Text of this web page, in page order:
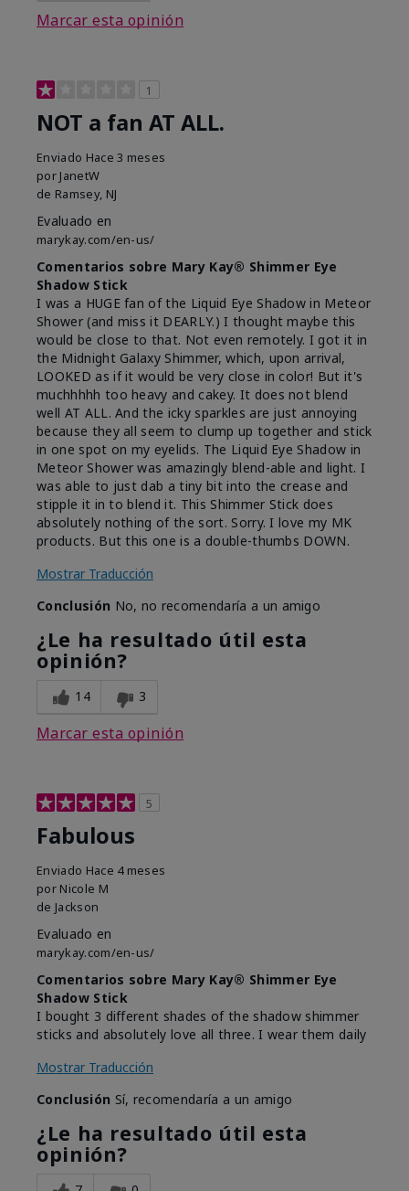
Marcar esta opinión
1
NOT a fan AT ALL.
Enviado Hace 3 meses
por JanetW
de Ramsey, NJ
Evaluado en
marykay.com/en-us/
Comentarios sobre Mary Kay® Shimmer Eye
Shadow Stick
I was a HUGE fan of the Liquid Eye Shadow in Meteor
Shower (and miss it DEARLY.) I thought maybe this
would be close to that. Not even remotely. I got it in
the Midnight Galaxy Shimmer, which, upon arrival,
LOOKED as if it would be very close in color! But it's
muchhhhh too heavy and cakey. It does not blend
well AT ALL. And the icky sparkles are just annoying
because they all seem to clump up together and stick
in one spot on my eyelids. The Liquid Eye Shadow in
Meteor Shower was amazingly blend-able and light. I
was able to just dab a tiny bit into the crease and
stipple it in to blend it. This Shimmer Stick does
absolutely nothing of the sort. Sorry. I love my MK
products. But this one is a double-thumbs DOWN.
Mostrar Traducción
Conclusión No, no recomendaría a un amigo
¿Le ha resultado útil esta
opinión?
14 3
Marcar esta opinión
5
Fabulous
Enviado Hace 4 meses
por Nicole M
de Jackson
Evaluado en
marykay.com/en-us/
Comentarios sobre Mary Kay® Shimmer Eye
Shadow Stick
I bought 3 different shades of the shadow shimmer
sticks and absolutely love all three. I wear them daily
Mostrar Traducción
Conclusión Sí, recomendaría a un amigo
¿Le ha resultado útil esta
opinión?